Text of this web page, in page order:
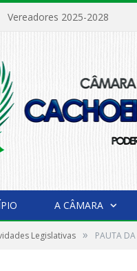
Vereadores 2025-2028
A CÂMARA
Legislativas » PAUTA DA